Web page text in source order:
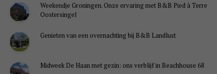
Weekendje Groningen. Onze ervaring met B&B Pied à Terre
Oostersingel
Genieten van een overnachting bij B&B Landlust
Midweek De Haan met gezin: ons verblijf in Beachhouse 68